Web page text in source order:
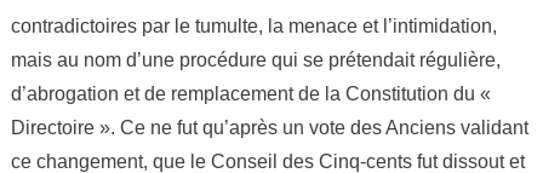
contradictoires par le tumulte, la menace et l’intimidation,
mais au nom d’une procédure qui se prétendait régulière,
d’abrogation et de remplacement de la Constitution du «
Directoire ». Ce ne fut qu’après un vote des Anciens validant
ce changement, que le Conseil des Cinq-cents fut dissout et